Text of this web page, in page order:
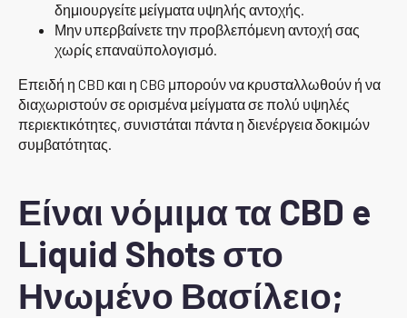
δημιουργείτε μείγματα υψηλής αντοχής.
Μην υπερβαίνετε την προβλεπόμενη αντοχή σας
χωρίς επαναϋπολογισμό.
Επειδή η CBD και η CBG μπορούν να κρυσταλλωθούν ή να
διαχωριστούν σε ορισμένα μείγματα σε πολύ υψηλές
περιεκτικότητες, συνιστάται πάντα η διενέργεια δοκιμών
συμβατότητας.
Είναι νόμιμα τα CBD e
Liquid Shots στο
Ηνωμένο Βασίλειο;